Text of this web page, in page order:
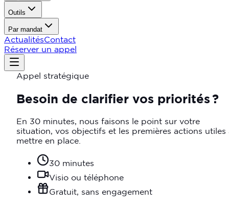
Outils
Par mandat
ActualitésContact
Réserver un appel
Appel stratégique
Besoin de clarifier vos priorités ?
En 30 minutes, nous faisons le point sur votre
situation, vos objectifs et les premières actions utiles
mettre en place.
30 minutes
Visio ou téléphone
Gratuit, sans engagement